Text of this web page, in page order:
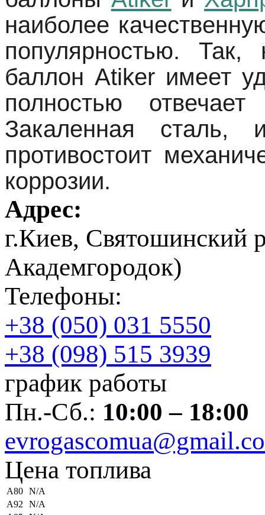
наиболее
популярностью. Так,
баллон Atiker имеет
полностью
Закаленная сталь,
противостоит
коррозии.
Адрес:
г.Киев, Святошинский
Академгородок)
Телефоны:
+38 (050) 031 5550
+38 (098) 515 3939
график работы
Пн.-Сб.: 10:00 – 18:00
Цена топлива
А80 N/A
А92
N/A